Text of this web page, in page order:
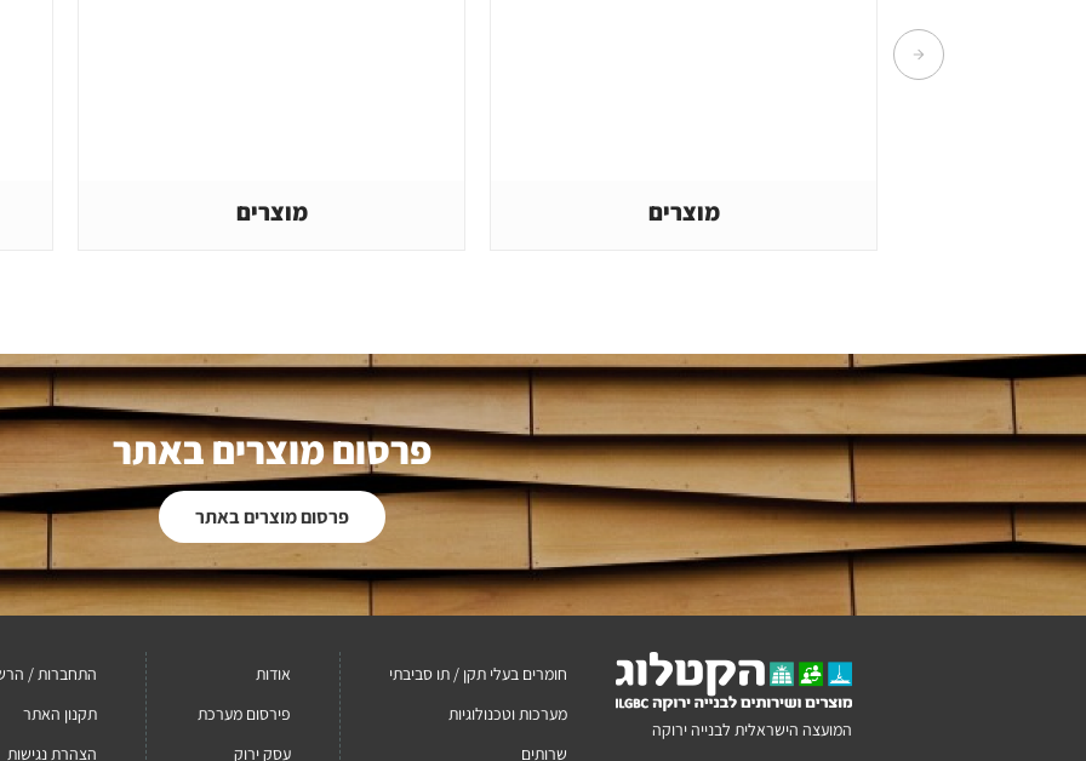
מוצרים מוצרים
פרסום מוצרים באתר
פרסום מוצרים באתר
המועצה הישראלית לבנייה ירוקה
חומרים בעלי תקן / תו סביבתי
מערכות וטכנולוגיות
שרותים
אודות
פירסום מערכת
עסק ירוק
התחברות /
תקנון האתר
הצהרת נגישות